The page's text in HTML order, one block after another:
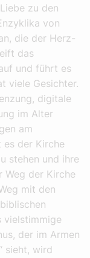
zu den
von
die der Herz-
das
und führt es
viele Gesichter.
digitale
im Alter
am
der Kirche
stehen und ihre
Weg der Kirche
mit den
vielstimmige
der im Armen
sieht, wird